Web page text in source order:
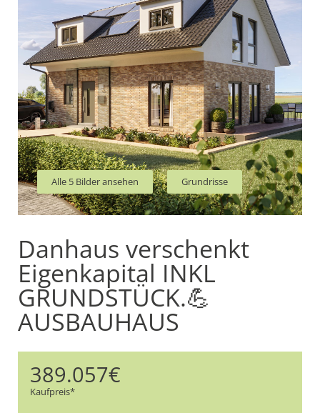
Alle 5 Bilder ansehen Grundrisse
Danhaus verschenkt
Eigenkapital INKL
GRUNDSTÜCK.💪
AUSBAUHAUS
389.057€
Kaufpreis*